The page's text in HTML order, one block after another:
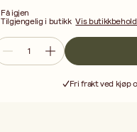
Få igjen
Tilgjengelig i butikk Vis
Fri frakt ved kjøp